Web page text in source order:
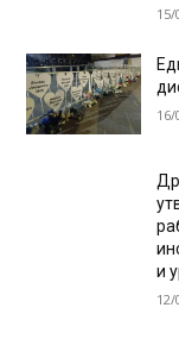
15/
16/
и
12/